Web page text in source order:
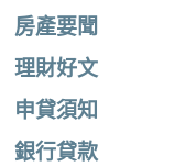
房產要聞
理財好文
申貸須知
銀行貸款